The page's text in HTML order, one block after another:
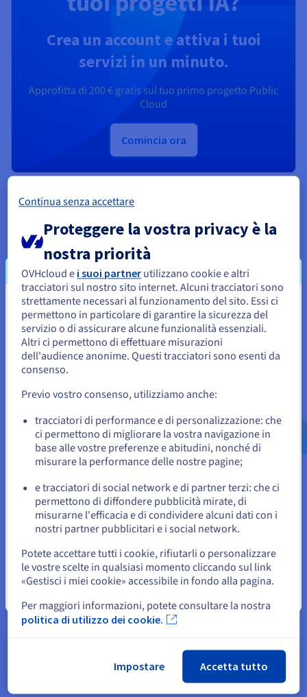
Crea un account e attiva i tuoi
servizi in un minuto.
Approfitta di 200 €gratis sul tuo primo progetto Public
Cloud
Comincia ora
Massimizza il tuo ROI con
un'infrastruttura GPU flessibile
Trasparenza dei prezzi
Approfitta della GPU più economica della gamma, perfetta per
inferenza IA e video.
Polivalenza IA e grafica
Utilizza una sola GPU per i tuoi carichi di lavoro di IA
generativa, rendering 3D e inferenza IA. In questo modo
usufruisci di una flessibilità unica per le tue pipeline di
produzione.
Sovranità e conformità
I tuoi dati sono ospitati su un cloud europeo certificato che
garantisce sicurezza, trasparenza e rispetto delle normative
(GDPR, ISO, HDS).
Accessibilità totale
GPU L4 disponibili senza vincoli di impegno, per accelerare i
tuoi progetti IA e multimediali su larga scala.
effettuare inferenze?
Sembra che la tua localizzazione sia
Stati Uniti
Per effettuare un ordine da Stati Uniti, è necessario accedere al
sito web del Paese e creare un account.
Vai al sito Stati Uniti
us.ovhcloud.com/
Inglese USD - $
o
Resta sul sito web attuale
Seleziona un altro sito web
Continua senza accettare
Proteggere la vostra privacy è la
nostra priorità
OVHcloud e i suoi partner utilizzano cookie e altri
tracciatori sul nostro sito internet. Alcuni tracciatori sono
strettamente necessari al funzionamento del sito. Essi ci
permettono in particolare di garantire la sicurezza del
servizio o di assicurare alcune funzionalità essenziali.
Altri ci permettono di effettuare misurazioni
dell'audience anonime. Questi tracciatori sono esenti da
consenso.
Previo vostro consenso, utilizziamo anche:
tracciatori di performance e di personalizzazione: che
ci permettono di migliorare la vostra navigazione in
base alle vostre preferenze e abitudini, nonché di
misurare la performance delle nostre pagine;
e tracciatori di social network e di partner terzi: che ci
permettono di diffondere pubblicità mirate, di
misurarne l'efficacia e di condividere alcuni dati con i
nostri partner pubblicitari e i social network.
Potete accettare tutti i cookie, rifiutarli o personalizzare
le vostre scelte in qualsiasi momento cliccando sul link
«Gestisci i miei cookie» accessibile in fondo alla pagina.
Per maggiori informazioni, potete consultare la nostra
politica di utilizzo dei cookie.
Impostare Accetta tutto